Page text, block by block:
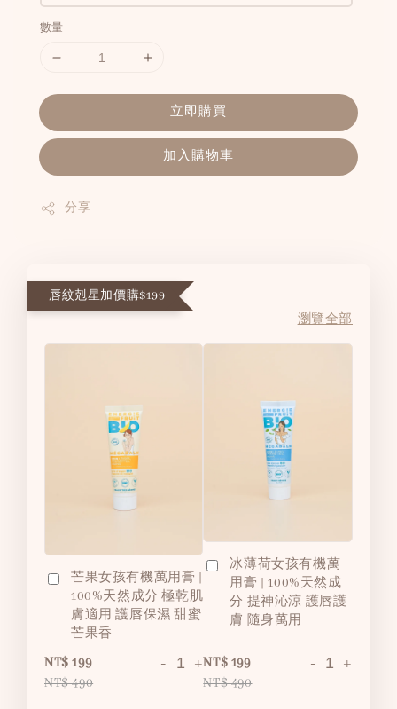
數量
立即購買
加入購物車
分享
唇紋剋星加價購$199
瀏覽全部
芒果女孩有機萬用膏 |
100%天然成分 極乾肌
膚適用 護唇保濕 甜蜜
芒果香
NT$ 199
NT$ 490
- +
冰薄荷女孩有機萬
用膏 | 100%天然成
分 提神沁涼 護唇護
膚 隨身萬用
NT$ 199
NT$ 490
- +